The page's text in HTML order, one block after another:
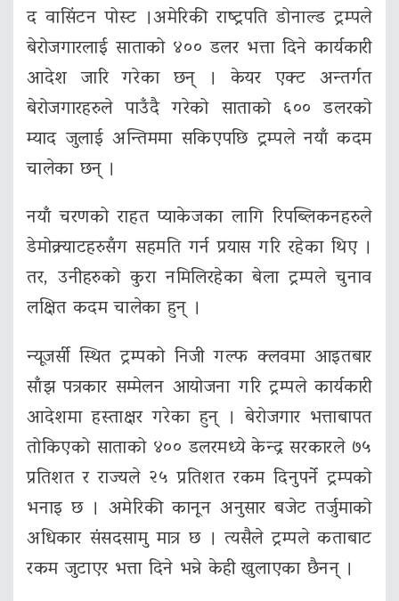
द वासिंटन पोस्ट ।अमेरिकी राष्ट्रपति डोनाल्ड ट्रम्पले
बेरोजगारलाई साताको ४०० डलर भत्ता दिने कार्यकारी
आदेश जारि गरेका छन् । केयर एक्ट अन्तर्गत
बेरोजगारहरुले पाउँदै गरेको साताको ६०० डलरको
म्याद जुलाई अन्तिममा सकिएपछि ट्रम्पले नयाँ कदम
चालेका छन् ।
नयाँ चरणको राहत प्याकेजका लागि रिपब्लिकनहरुले
डेमोक्र्याटहरुसँग सहमति गर्न प्रयास गरि रहेका थिए ।
तर, उनीहरुको कुरा नमिलिरहेका बेला ट्रम्पले चुनाव
लक्षित कदम चालेका हुन् ।
न्यूजर्सी स्थित ट्रम्पको निजी गल्फ क्लवमा आइतबार
साँझ पत्रकार सम्मेलन आयोजना गरि ट्रम्पले कार्यकारी
आदेशमा हस्ताक्षर गरेका हुन् । बेरोजगार भत्ताबापत
तोकिएको साताको ४०० डलरमध्ये केन्द्र सरकारले ७५
प्रतिशत र राज्यले २५ प्रतिशत रकम दिनुपर्ने ट्रम्पको
भनाइ छ । अमेरिकी कानून अनुसार बजेट तर्जुमाको
अधिकार संसदसामु मात्र छ । त्यसैले ट्रम्पले कताबाट
रकम जुटाएर भत्ता दिने भन्ने केही खुलाएका छैनन् ।